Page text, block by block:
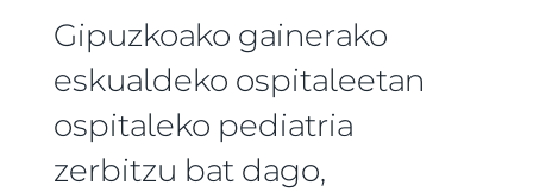
Gipuzkoako gainerako
eskualdeko ospitaleetan
ospitaleko pediatria
zerbitzu bat dago,